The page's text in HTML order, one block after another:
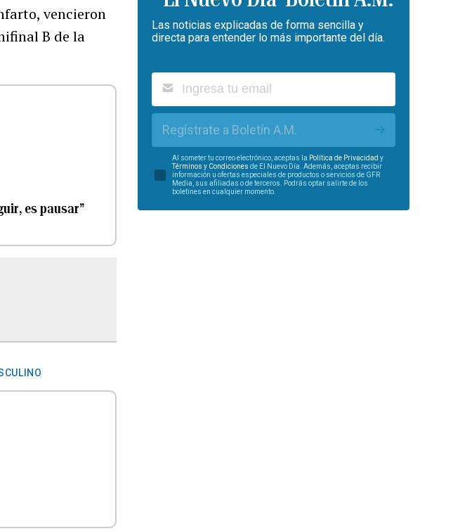
vencieron
B de la
es pausar”
Las noticias explicadas de forma sencilla y
directa para entender lo más importante del día.
Regístrate a Boletín A.M.
Al someter tu correo electrónico, aceptas la Política de Privacidad y
Términos y Condiciones de El Nuevo Día. Además, aceptas recibir
información u ofertas especiales de productos o servicios de GFR
Media, sus afiliadas o de terceros. Podrás optar salirte de los
boletines en cualquier momento.